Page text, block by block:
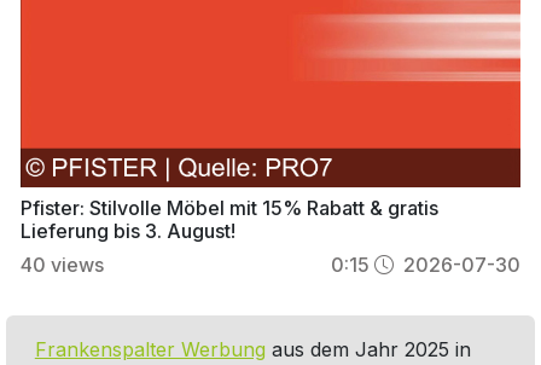
Pfister: Stilvolle Möbel mit 15% Rabatt & gratis
Lieferung bis 3. August!
40 views 0:15 2026-07-30
Frankenspalter Werbung aus dem Jahr 2025 in